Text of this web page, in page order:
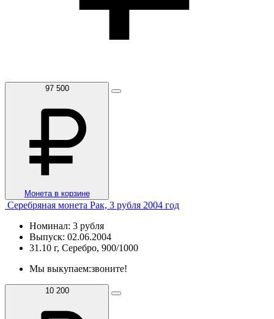
97 500
Монета в корзине
Серебряная монета Рак, 3 рубля 2004 год
Номинал: 3 рубля
Выпуск: 02.06.2004
31.10 г, Серебро, 900/1000
Мы выкупаем:звоните!
10 200